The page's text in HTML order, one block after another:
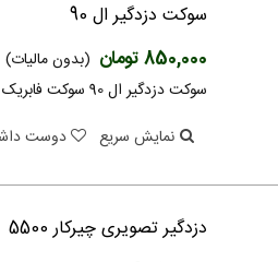
سوکت دزدگیر ال 90
850,000 تومان
(بدون مالیات)
سوکت دزدگیر ال 90 سوکت فابریک ال 90
نمایش سریع
دوست
دزدگیر تصویری چیرکار 5500